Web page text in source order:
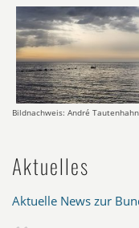
Bildnachweis: André Tautenhahn
Aktuelles
Aktuelle News zur